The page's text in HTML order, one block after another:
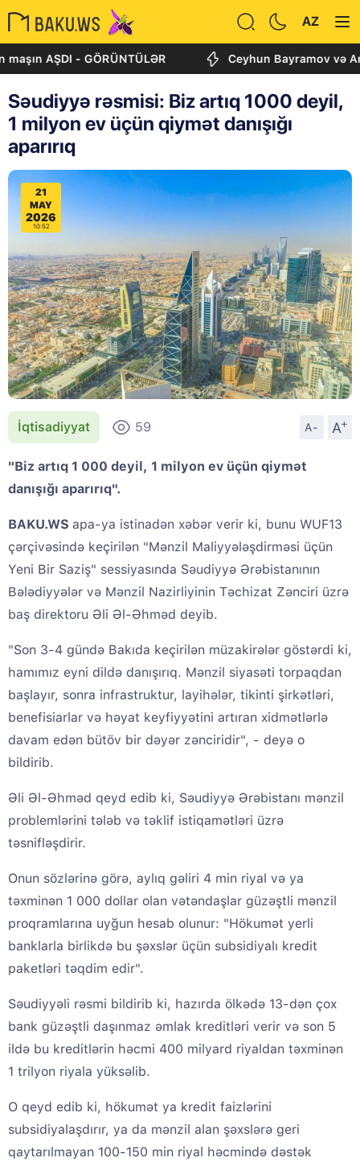
AZ
- GÖRÜNTÜLƏR Ceyhun Bayramov və Andrey
Səudiyyə rəsmisi: Biz artıq 1000 deyil,
1 milyon ev üçün qiymət danışığı
aparırıq
21
MAY
2026
10:52
İqtisadiyyat 59 A- A
+
"Biz artıq 1 000 deyil, 1 milyon ev üçün qiymət
danışığı aparırıq".
BAKU.WS apa-ya istinadən xəbər verir ki, bunu WUF13
çərçivəsində keçirilən "Mənzil Maliyyələşdirməsi üçün
Yeni Bir Saziş" sessiyasında Səudiyyə Ərəbistanının
Bələdiyyələr və Mənzil Nazirliyinin Təchizat Zənciri üzrə
baş direktoru Əli Əl-Əhməd deyib.
"Son 3-4 gündə Bakıda keçirilən müzakirələr göstərdi ki,
hamımız eyni dildə danışırıq. Mənzil siyasəti torpaqdan
başlayır, sonra infrastruktur, layihələr, tikinti şirkətləri,
benefisiarlar və həyat keyfiyyətini artıran xidmətlərlə
davam edən bütöv bir dəyər zənciridir", - deyə o
bildirib.
Əli Əl-Əhməd qeyd edib ki, Səudiyyə Ərəbistanı mənzil
problemlərini tələb və təklif istiqamətləri üzrə
təsnifləşdirir.
Onun sözlərinə görə, aylıq gəliri 4 min riyal və ya
təxminən 1 000 dollar olan vətəndaşlar güzəştli mənzil
proqramlarına uyğun hesab olunur: "Hökumət yerli
banklarla birlikdə bu şəxslər üçün subsidiyalı kredit
paketləri təqdim edir".
Səudiyyəli rəsmi bildirib ki, hazırda ölkədə 13-dən çox
bank güzəştli daşınmaz əmlak kreditləri verir və son 5
ildə bu kreditlərin həcmi 400 milyard riyaldan təxminən
1 trilyon riyala yüksəlib.
O qeyd edib ki, hökumət ya kredit faizlərini
subsidiyalaşdırır, ya da mənzil alan şəxslərə geri
qaytarılmayan 100-150 min riyal həcmində dəstək